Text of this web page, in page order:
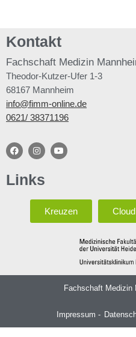
Kontakt
Fachschaft Medizin
Theodor-Kutzer-Ufer 1-3
68167 Mannheim
info@fimm-online.de
0621/ 38371196
Links
Kreuzen Cloud
Fachschaft Medizin
Impressum -